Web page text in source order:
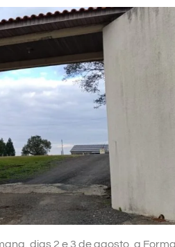
dias 2 e 3 de agosto, a